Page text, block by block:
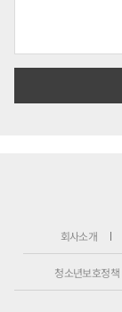
회사소개
청소년보호정책